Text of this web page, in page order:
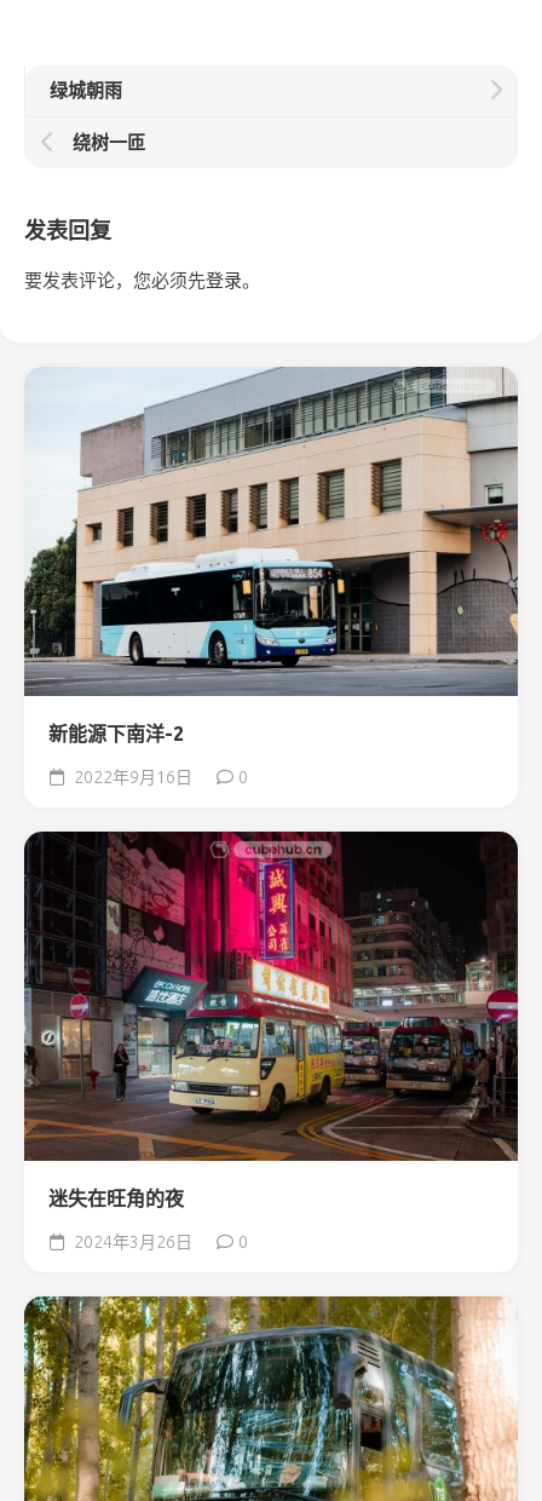
绿城朝雨
绕树一匝
发表回复
要发表评论，您必须先登录。
新能源下南洋-2
2022年9月16日 0
迷失在旺角的夜
2024年3月26日 0